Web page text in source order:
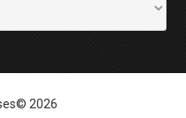
2026